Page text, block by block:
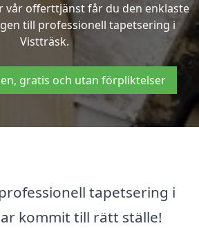
vår offerttjänst får du den enklaste
till professionell tapetsering i
Vistträsk.
gratis och utan förpliktelser
tapetsering i
kommit till rätt ställe!